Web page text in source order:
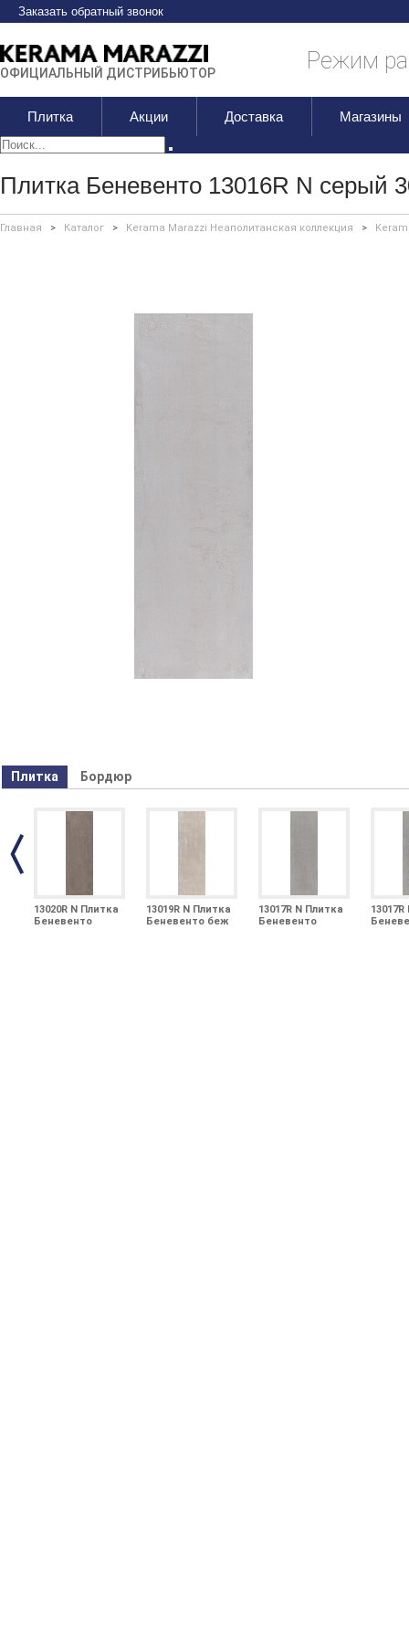
Заказать обратный звонок
ОФИЦИАЛЬНЫЙ ДИСТРИБЬЮТОР Режим
Плитка Акции Доставка Магазины
Плитка Беневенто 13016R N серый
Главная > Каталог > Kerama Marazzi Неаполитанская коллекция >
Плитка Бордюр
13020R N Плитка
Беневенто
13019R N Плитка
Беневенто беж
13017R N Плитка
Беневенто